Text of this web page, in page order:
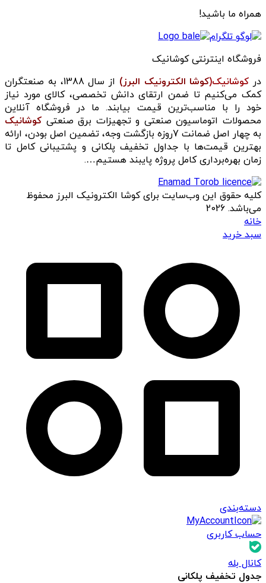
همراه ما باشید!
فروشگاه اینترنتی کوشانیک
در کوشانیک(کوشا الکترونیک البرز)
از سال 1388، به صنعتگران
کمک می‌کنیم تا ضمن ارتقای دانش تخصصی، کالای مورد نیاز
خود را با مناسب‌ترین قیمت بیابند. ما در فروشگاه آنلاین
محصولات اتوماسیون صنعتی و تجهیزات برق صنعتی کوشانیک
به چهار اصل ضمانت 7روزه بازگشت وجه، تضمین اصل بودن، ارائه
بهترین قیمت‌ها با جداول تخفیف پلکانی و پشتیبانی کامل تا
زمان بهره‌برداری کامل پروژه پایبند هستیم….
کلیه حقوق این وب‌سایت برای کوشا الکترونیک البرز محفوظ
می‌باشد. 2026
خانه
سبد خرید
دسته‌بندی
حساب کاربری
کانال بله
جدول تخفیف پلکانی